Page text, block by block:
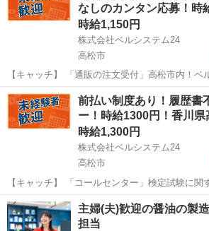
なしのカンタン応募！
時給1,150円
株式会社ベルシステム24
高松市
【キャッチ】 「通販の注文受付」高松市内！ベ
紹介します！コールセンター・事務 【コメント】 ベルシステム24なら
前払い＆履歴書不要！ 勤務時間や働き方など、
ルに合わせたお仕事をご紹...
香川 高松市 電話対応
前払い制度あり！履歴書
ー！時給1300円！香川県
時給1,300円
株式会社ベルシステム24
高松市
【キャッチ】 「コールセンター」検定試験に関
土日祝休み！17:00退社！扶養内OK 【コメント】 ベルシステム24なら
前払い＆履歴書不要！ 勤務時間や働き方など、
ルに合わせたお仕事を...
香川 高松市 電話対応
主婦(夫)歓迎の醤油の製
担当